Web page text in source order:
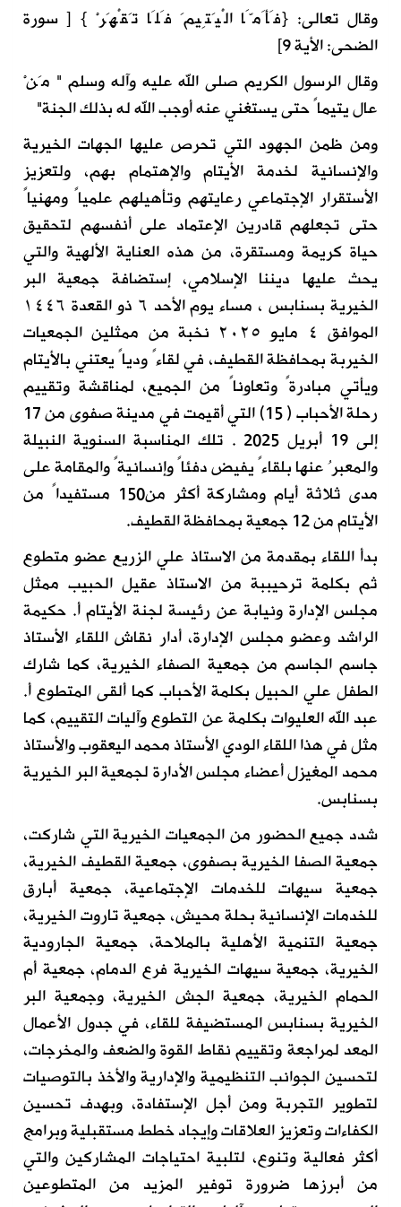
وقال تعالى: {فَأَمَّا الْيَتِيمَ فَلَا تَقْهَرْ } [ سورة
الضحى: الأية 9]
وقال الرسول الكريم صلى الله عليه وآله وسلم " مَنْ
عال يتيماً حتى يستغني عنه أوجب الله له بذلك الجنة"
ومن ظمن الجهود التي تحرص عليها الجهات الخيرية
والإنسانية لخدمة الأيتام والإهتمام بهم، ولتعزيز
الأستقرار الإجتماعي رعايتهم وتأهيلهم علمياً ومهنياً
حتى تجعلهم قادرين الإعتماد على أنفسهم لتحقيق
حياة كريمة ومستقرة، من هذه العناية الألهية والتي
يحث عليها ديننا الإسلامي، إستضافة جمعية البر
الخيرية بسنابس ، مساء يوم الأحد ٦ ذو القعدة ١٤٤٦
الموافق ٤ مايو ٢٠٢٥ نخبة من ممثلين الجمعيات
الخيربة بمحافظة القطيف، في لقاءً ودياً يعتني بالأيتام
ويأتي مبادرةً وتعاوناً من الجميع، لمناقشة وتقييم
رحلة الأحباب ( 15) التي أقيمت في مدينة صفوى من 17
إلى 19 أبريل 2025 . تلك المناسبة السنوية النبيلة
والمعبرُ عنها بلقاءً يفيض دفئاً وإنسانيةً والمقامة على
مدى ثلاثة أيام ومشاركة أكثر من150 مستفيداً من
الأيتام من 12 جمعية بمحافظة القطيف.
بدأ اللقاء بمقدمة من الاستاذ علي الزريع عضو متطوع
ثم بكلمة ترحيببة من الاستاذ عقيل الحبيب ممثل
مجلس الإدارة ونيابة عن رئيسة لجنة الأيتام أ. حكيمة
الراشد وعضو مجلس الإدارة، أدار نقاش اللقاء الأستاذ
جاسم الجاسم من جمعية الصفاء الخيرية، كما شارك
الطفل علي الحبيل بكلمة الأحباب كما ألقى المتطوع أ.
عبد الله العليوات بكلمة عن التطوع وآليات التقييم، كما
مثل في هذا اللقاء الودي الأستاذ محمد اليعقوب والأستاذ
محمد المغيزل أعضاء مجلس الأدارة لجمعية البر الخيرية
بسنابس.
شدد جميع الحضور من الجمعيات الخيرية التي شاركت،
جمعية الصفا الخيرية بصفوى، جمعية القطيف الخيرية،
جمعية سيهات للخدمات الإجتماعية، جمعية أبارق
للخدمات الإنسانية بحلة محيش، جمعية تاروت الخيرية،
جمعية التنمية الأهلية بالملاحة، جمعية الجارودية
الخيرية، جمعية سيهات الخيرية فرع الدمام، جمعية أم
الحمام الخيرية، جمعية الجش الخيرية، وجمعية البر
الخيرية بسنابس المستضيفة للقاء، في جدول الأعمال
المعد لمراجعة وتقييم نقاط القوة والضعف والمخرجات،
لتحسين الجوانب التنظيمية والإدارية والأخذ بالتوصيات
لتطوير التجربة ومن أجل الإستفادة، وبهدف تحسين
الكفاءات وتعزيز العلاقات وإيجاد خطط مستقبلية وبرامج
أكثر فعالية وتنوع، لتلبية احتياجات المشاركين والتي
من أبرزها ضرورة توفير المزيد من المتطوعين